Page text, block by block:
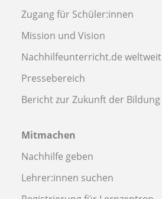
Zugang für Schüler:innen
Mission und Vision
Nachhilfeunterricht.de weltweit
Pressebereich
Bericht zur Zukunft der Bildung
Mitmachen
Nachhilfe geben
Lehrer:innen suchen